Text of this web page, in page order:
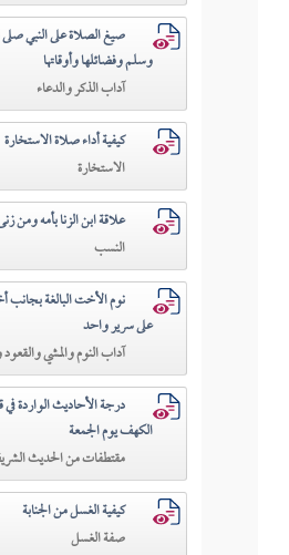
صيغ الصلاة على النبي صلى
وسلم وفضائلها وأوقاتها
آداب الذكر والدعاء
كيفية أداء صلاة الاستخارة
الاستخارة
علاقة ابن الزنا بأمه ومن
النسب
نوم الأخت البالغة بجانب
على سرير واحد
آداب النوم والمشي
درجة الأحاديث الواردة
الكهف يوم الجمعة
مقتطفات من الحديث
كيفية الغسل من الجنابة
صفة الغسل